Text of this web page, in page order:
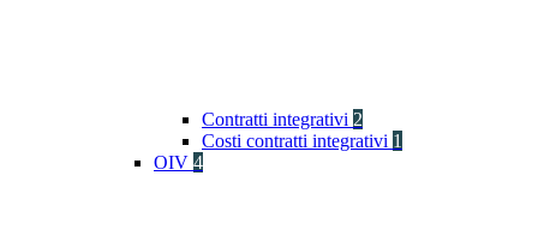
Contratti integrativi 2
Costi contratti integrativi 1
OIV 4